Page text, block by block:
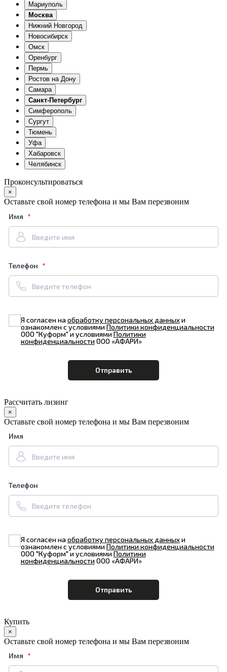
Мариуполь
Москва
Нижний Новгород
Новосибирск
Омск
Оренбург
Пермь
Ростов на Дону
Самара
Санкт-Петербург
Симферополь
Сургут
Тюмень
Уфа
Хабаровск
Челябинск
Проконсультироваться
×
Оставьте свой номер телефона и мы Вам перезвоним
Имя
Телефон
Я согласен наобработку персональных данныхи
ознакомлен с условиямиПолитики конфиденциальности
ООО "Куформ" и условиямиПолитики
конфиденциальностиООО «АФАРИ»
Рассчитать лизинг
×
Оставьте свой номер телефона и мы Вам перезвоним
Имя
Телефон
Я согласен наобработку персональных данныхи
ознакомлен с условиямиПолитики конфиденциальности
ООО "Куформ" и условиямиПолитики
конфиденциальностиООО «АФАРИ»
Купить
×
Оставьте свой номер телефона и мы Вам перезвоним
Имя